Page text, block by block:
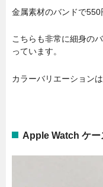
金属素材のバンドで550
こちらも非常に細身の
っています。
カラーバリエーション
Apple Watch ケー